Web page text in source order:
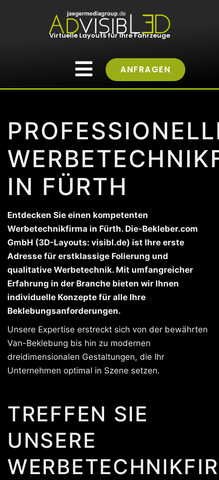
Virtuelle Layouts für Ihre Fahrzeuge
ANFRAGEN
IN FÜRTH
Entdecken Sie einen kompetenten
Werbetechnikfirma in Fürth. Die-Bekleber.com
GmbH (3D-Layouts: visibl.de) ist Ihre erste
Adresse für erstklassige Folierung und
qualitative Werbetechnik. Mit umfangreicher
Erfahrung in der Branche bieten wir Ihnen
individuelle Konzepte für alle Ihre
Beklebungsanforderungen.
Unsere Expertise erstreckt sich von der bewährten
Van-Beklebung bis hin zu modernen
dreidimensionalen Gestaltungen, die Ihr
Unternehmen optimal in Szene setzen.
TREFFEN SIE
UNSERE